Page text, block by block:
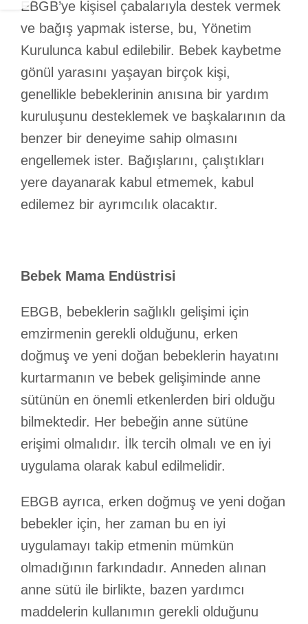
EBGB’ye kişisel çabalarıyla destek vermek
ve bağış yapmak isterse, bu, Yönetim
Kurulunca kabul edilebilir. Bebek kaybetme
gönül yarasını yaşayan birçok kişi,
genellikle bebeklerinin anısına bir yardım
kuruluşunu desteklemek ve başkalarının da
benzer bir deneyime sahip olmasını
engellemek ister. Bağışlarını, çalıştıkları
yere dayanarak kabul etmemek, kabul
edilemez bir ayrımcılık olacaktır.
Bebek Mama Endüstrisi
EBGB, bebeklerin sağlıklı gelişimi için
emzirmenin gerekli olduğunu, erken
doğmuş ve yeni doğan bebeklerin hayatını
kurtarmanın ve bebek gelişiminde anne
sütünün en önemli etkenlerden biri olduğu
bilmektedir. Her bebeğin anne sütüne
erişimi olmalıdır. İlk tercih olmalı ve en iyi
uygulama olarak kabul edilmelidir.
EBGB ayrıca, erken doğmuş ve yeni doğan
bebekler için, her zaman bu en iyi
uygulamayı takip etmenin mümkün
olmadığının farkındadır. Anneden alınan
anne sütü ile birlikte, bazen yardımcı
maddelerin kullanımın gerekli olduğunu